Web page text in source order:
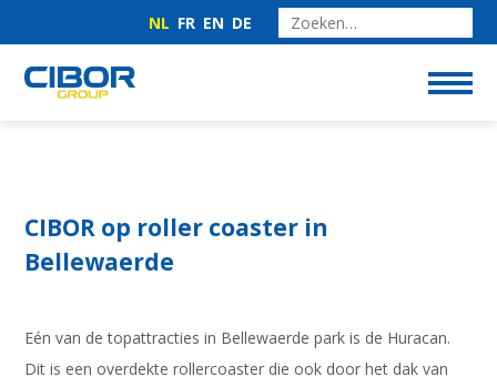
NL FR EN DE
CIBOR op roller coaster in
Bellewaerde
Eén van de topattracties in Bellewaerde park is de Huracan.
Dit is een overdekte rollercoaster die ook door het dak van